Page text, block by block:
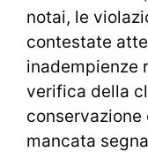
notai, le
contestate
inadempienze
verifica della
mancata